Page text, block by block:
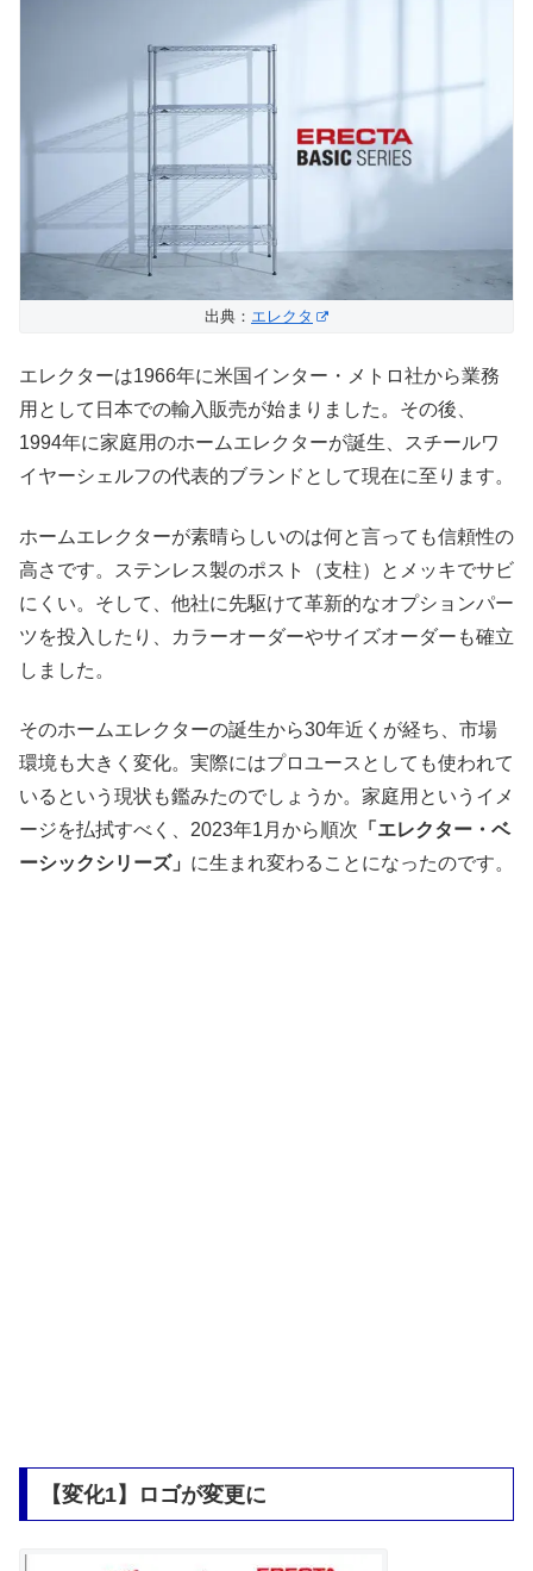
出典： エレクタ
エレクターは1966年に米国インター・メトロ社から業務
用として日本での輸入販売が始まりました。その後、
1994年に家庭用のホームエレクターが誕生、スチールワ
イヤーシェルフの代表的ブランドとして現在に至ります。
ホームエレクターが素晴らしいのは何と言っても信頼性の
高さです。ステンレス製のポスト（支柱）とメッキでサビ
にくい。そして、他社に先駆けて革新的なオプションパー
ツを投入したり、カラーオーダーやサイズオーダーも確立
しました。
そのホームエレクターの誕生から30年近くが経ち、市場
環境も大きく変化。実際にはプロユースとしても使われて
いるという現状も鑑みたのでしょうか。家庭用というイメ
ージを払拭すべく、2023年1月から順次 「エレクター・ベ
ーシックシリーズ」 に生まれ変わることになったのです。
【変化1】ロゴが変更に